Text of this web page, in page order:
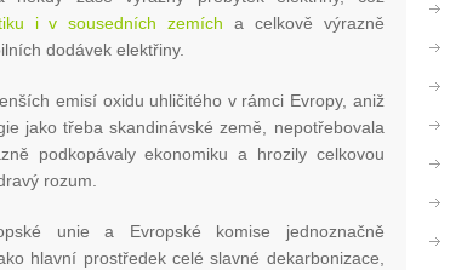
i v sousedních zemích a celkově výrazně
dodávek elektřiny.
emisí oxidu uhličitého v rámci Evropy, aniž
jako třeba skandinávské země, nepotřebovala
podkopávaly ekonomiku a hrozily celkovou
rozum.
unie a Evropské komise jednoznačně
hlavní prostředek celé slavné dekarbonizace,